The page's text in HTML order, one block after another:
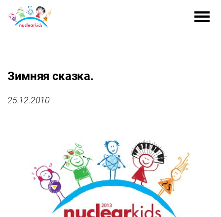
Зимняя сказка.
25.12.2010